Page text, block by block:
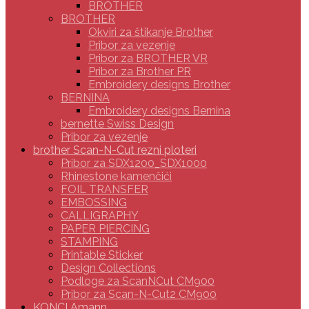
BROTHER
BROTHER
Okviri za štikanje Brother
Pribor za vezenje
Pribor za BROTHER VR
Pribor za Brother PR
Embroidery designs Brother
BERNINA
Embroidery designs Bernina
bernette Swiss Design
Pribor za vezenje
brother Scan-N-Cut rezni ploteri
Pribor za SDX1200_SDX1000
Rhinestone kamenčići
FOIL TRANSFER
EMBOSSING
CALLIGRAPHY
PAPER PIERCING
STAMPING
Printable Sticker
Design Collections
Podloge za ScanNCut CM900
Pribor za Scan-N-Cut2 CM900